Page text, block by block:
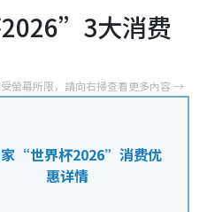
大消费
“世界杯2026”消费优
惠详情